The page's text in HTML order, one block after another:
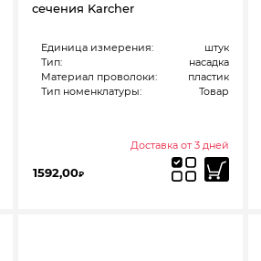
сечения Karcher
Единица измерения:
штук
Тип:
насадка
Материал проволоки:
пластик
Тип номенклатуры:
Товар
Доставка от 3 дней
1592,00₽